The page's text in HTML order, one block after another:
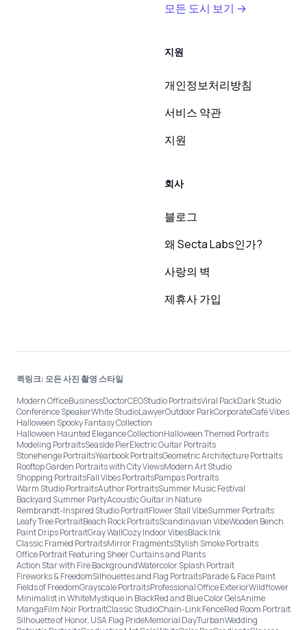
모든 도시 보기 →
지원
개인정보처리방침
서비스 약관
지원
회사
블로그
왜 Secta Labs인가?
사랑의 벽
제휴사 가입
퀵링크: 모든 사진 촬영 스타일
Modern OfficeBusinessDoctorCEOStudio PortraitsViral PackDark Studio
Conference SpeakerWhite StudioLawyerOutdoor ParkCorporateCafé Vibes
Halloween Spooky Fantasy Collection
Halloween Haunted Elegance CollectionHalloween Themed Portraits
Modeling PortraitsSeaside PierElectric Guitar Portraits
Stonehenge PortraitsYearbook PortraitsGeometric Architecture Portraits
Rooftop Garden Portraits with City ViewsModern Art Studio
Shopping PortraitsFall Vibes PortraitsPampas Portraits
Warm Studio PortraitsAuthor PortraitsSummer Music Festival
Backyard Summer PartyAcoustic Guitar in Nature
Rembrandt-Inspired Studio PortraitFlower Stall VibeSummer Portraits
Leafy Tree PortraitBeach Rock PortraitsScandinavian VibeWooden Bench
Paint Drips PortraitGray WallCozy Indoor VibesBlack Ink
Classic Framed PortraitsMirror FragmentsStylish Smoke Portraits
Office Portrait Featuring Sheer Curtains and Plants
Action Star with Fire BackgroundWatercolor Splash Portrait
Fireworks & FreedomSilhouettes and Flag PortraitsParade & Face Paint
Fields of FreedomGrayscale PortraitsProfessional Office ExteriorWildflower
Minimalist in WhiteMystique in BlackRed and Blue Color GelsAnime
MangaFilm Noir PortraitClassic StudioChain-Link FenceRed Room Portrait
Silhouette of Honor, USA Flag PrideMemorial DayTurbanWedding